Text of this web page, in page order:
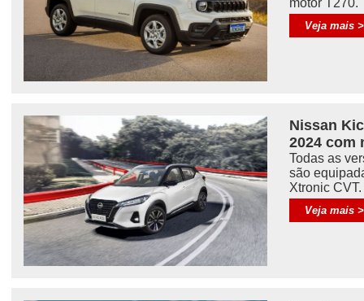
motor T270.
Veja mais
Nissan
2024 com
Todas as
são
Xtronic CVT.
Veja mais